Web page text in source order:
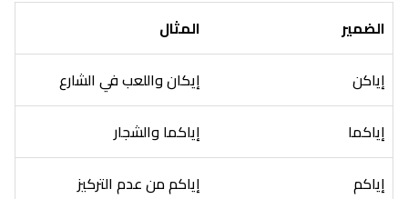
الضمير
المثال
إياكن
إيكان واللعب في الشارع
إياكما
إياكما والشجار
إياكم
إياكم من عدم التركيز